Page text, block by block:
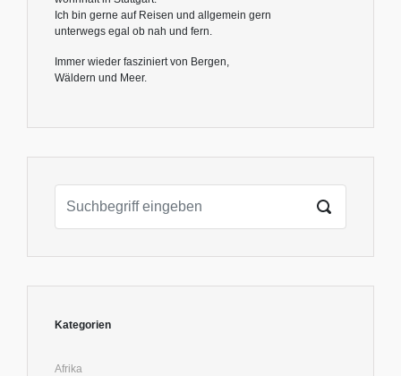
Ich bin gerne auf Reisen und allgemein gern
unterwegs egal ob nah und fern.
Immer wieder fasziniert von Bergen,
Wäldern und Meer.
Kategorien
Afrika